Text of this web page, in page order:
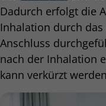
Dadurch erfolgt die
Inhalation durch das
Anschluss
nach der Inhalation
kann verkürzt